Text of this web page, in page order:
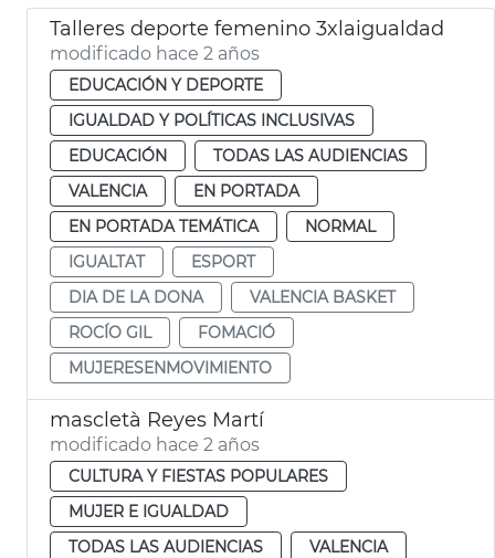
Talleres deporte femenino 3xlaigualdad
modificado hace 2 años
EDUCACIÓN Y DEPORTE
IGUALDAD Y POLÍTICAS INCLUSIVAS
EDUCACIÓN
TODAS LAS AUDIENCIAS
VALENCIA
EN PORTADA
EN PORTADA TEMÁTICA
NORMAL
IGUALTAT
ESPORT
DIA DE LA DONA
VALENCIA BASKET
ROCÍO GIL
FOMACIÓ
MUJERESENMOVIMIENTO
mascletà Reyes Martí
modificado hace 2 años
CULTURA Y FIESTAS POPULARES
MUJER E IGUALDAD
TODAS LAS AUDIENCIAS
VALENCIA